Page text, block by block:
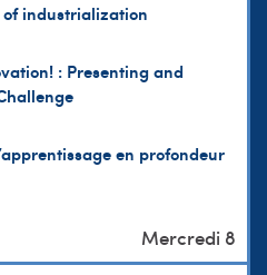
industrialization
: Presenting and
en profondeur